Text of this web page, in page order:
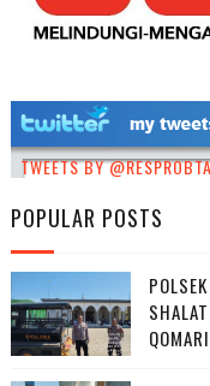
TWEETS BY
POPULAR POSTS
QOMARI